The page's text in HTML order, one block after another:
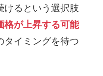
けるという選択肢
格が上昇する可能
タイミングを待つ